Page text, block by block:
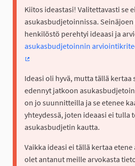
Kiitos ideastasi! Valitettavasti se
asukasbudjetoinnissa.
henkilöstö perehtyi ideaasi ja
asukasbudjetoinnin
Ideasi oli hyvä, mutta tällä kertaa
edennyt jatkoon
on jo suunnitteilla ja se etenee
yhteydessä, joten ideaasi ei tulla
asukasbudjetin kautta.
Vaikka ideasi ei tällä kertaa
olet antanut meille arvokasta